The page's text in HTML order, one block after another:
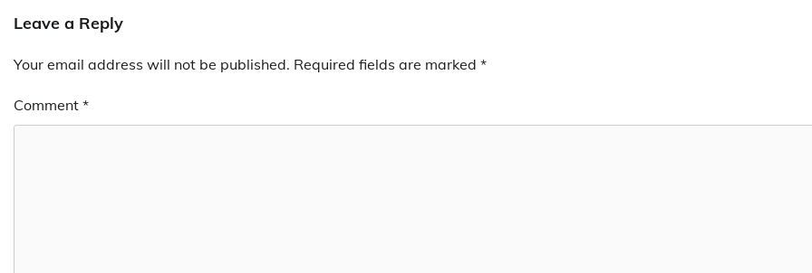
Leave a Reply
Your email address will not be published. Required fields are marked *
Comment *